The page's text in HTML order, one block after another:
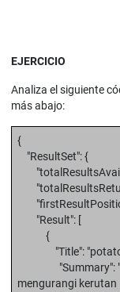
EJERCICIO
Analiza el siguiente
más abajo:
{
"ResultSet": {
"Result": [
{
"Title": "potato
"Summary":
mengurangi